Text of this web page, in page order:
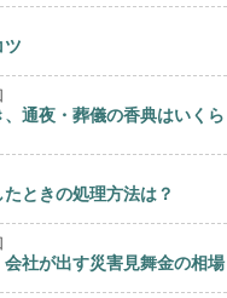
ツ
通夜・葬儀の香典はいくら
ときの処理方法は？
社が出す災害見舞金の相場